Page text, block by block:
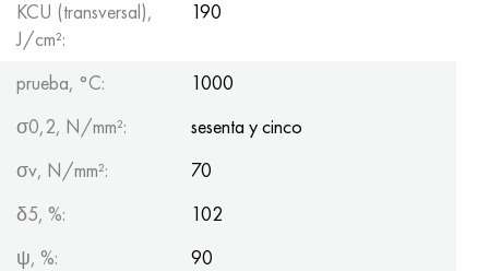
KCU (transversal),
J/cm²:
190
prueba, °С:
1000
σ0,2, N/mm²:
sesenta y cinco
σv, N/mm²:
70
δ5, %:
102
ψ, %:
90